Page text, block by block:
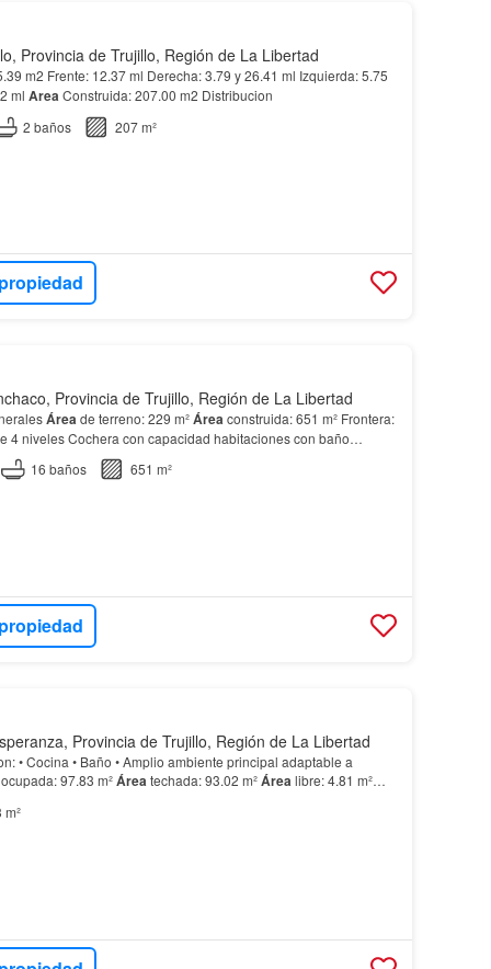
Provincia de Trujillo, Región de La Libertad
m2 Frente: 12.37 ml Derecha: 3.79 y 26.41 ml Izquierda: 5.75
ml Area
Construida: 207.00 m2 Distribucion
2 baños 207 m²
Provincia de Trujillo, Región de La Libertad
Áreade terreno: 229 m²Áreaconstruida: 651 m² Frontera:
4 niveles Cochera con capacidad habitaciones con baño
con vista a la calle 3 habitaci…
16 baños 651 m²
Provincia de Trujillo, Región de La Libertad
a
97.83 m²Áreatechada: 93.02 m²Árealibre: 4.81 m²
m²